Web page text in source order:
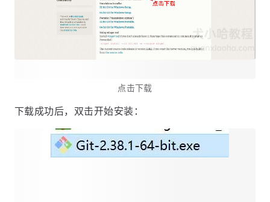
点击下载
下载成功后，双击开始安装：